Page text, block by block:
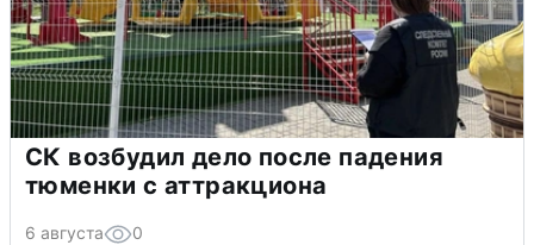
СК возбудил дело после падения
тюменки с аттракциона
6 августа 0